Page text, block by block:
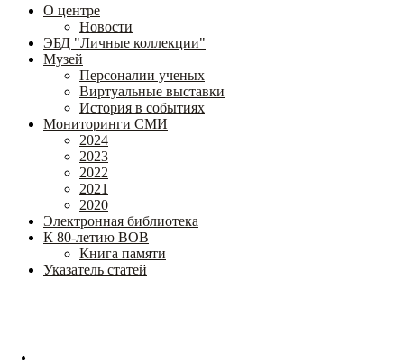
О центре
Новости
ЭБД "Личные коллекции"
Музей
Персоналии ученых
Виртуальные выставки
История в событиях
Мониторинги СМИ
2024
2023
2022
2021
2020
Электронная библиотека
К 80-летию ВОВ
Книга памяти
Указатель статей